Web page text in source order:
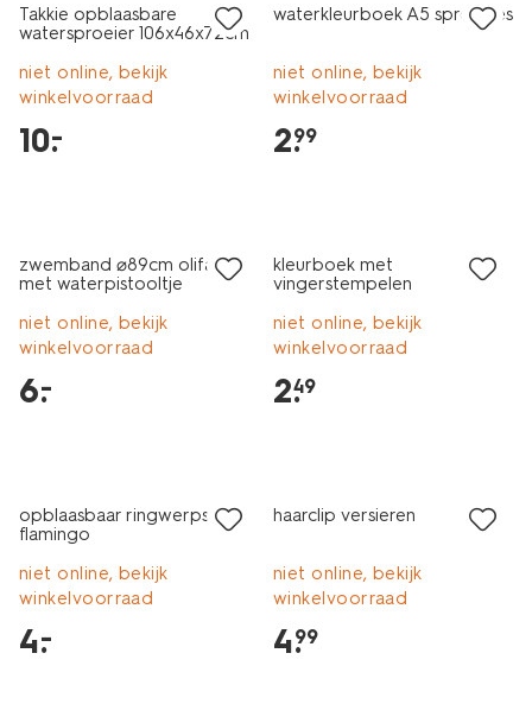
Takkie opblaasbare
watersproeier 106x46x72cm
niet online, bekijk
winkelvoorraad
10.
–
waterkleurboek A5 sprookjes
niet online, bekijk
winkelvoorraad
2.
99
zwemband ⌀89cm olifant
met waterpistooltje
niet online, bekijk
winkelvoorraad
6.
–
kleurboek met
vingerstempelen
niet online, bekijk
winkelvoorraad
2.
49
opblaasbaar ringwerpspel
flamingo
niet online, bekijk
winkelvoorraad
4.
–
haarclip versieren
niet online, bekijk
winkelvoorraad
4.
99